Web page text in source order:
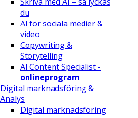
du
AI för sociala medier &
video
Copywriting &
Storytelling
AI Content Specialist -
onlineprogram
Digital marknadsföring &
Analys
Digital marknadsföring